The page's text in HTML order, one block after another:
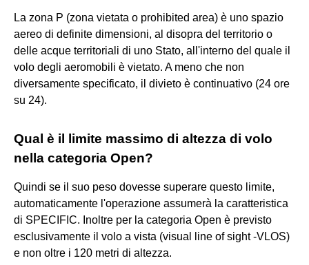
La zona P (zona vietata o prohibited area) è uno spazio
aereo di definite dimensioni, al disopra del territorio o
delle acque territoriali di uno Stato, all'interno del quale il
volo degli aeromobili è vietato. A meno che non
diversamente specificato, il divieto è continuativo (24 ore
su 24).
Qual è il limite massimo di altezza di volo
nella categoria Open?
Quindi se il suo peso dovesse superare questo limite,
automaticamente l'operazione assumerà la caratteristica
di SPECIFIC. Inoltre per la categoria Open è previsto
esclusivamente il volo a vista (visual line of sight -VLOS)
e non oltre i 120 metri di altezza.